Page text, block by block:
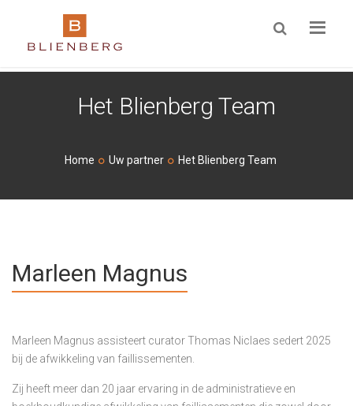
ZOEKEN
Het Blienberg Team
Home Uw partner Het Blienberg Team
Marleen Magnus
Marleen Magnus assisteert curator Thomas Niclaes sedert 2025
bij de afwikkeling van faillissementen.
Zij heeft meer dan 20 jaar ervaring in de administratieve en